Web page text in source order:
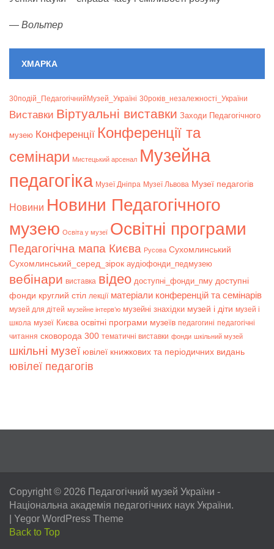
— Вольтер
ХМАРКА
30подій_ПедагогічнийМузей_Україні 30років_незалежності_України
Bиставки Віртуальні виставки Заходи Педагогічного
музею Конференції Конференції та
семінари Мистецький арсенал Музейна
педагогіка Музеї Дніпра Музеї Львова Музеї педагогів
Новини Новини Педагогічного
музею Освіта у музеї Освітні програми
Педагогічна мапа Києва Русова Сухомлинський
Сухомлинський_серед_зірок аудіофонди_педмузею
вебінари виставка відео доступні_фонди_пму доступні
фонди круглий стіл лекції матеріали конференцій та семінарів
музей для дітей музейне інтерв’ю музейні знахідки музей і діти музей і
школа музеї Києва освітні програми музеїв педагогині педагогічні
читання сковорода 300 тематичні виставки фонди шкільний музей
шкільні музеї ювілеї книжкових та періодичних видань
ювілеї педагогів
Copyright © 2026 Педагогічний музей України -
Національна академія педагогічних наук України.
Yegor WordPress Theme
Back to Top